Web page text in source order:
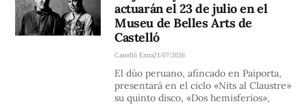
actuarán el 23 de julio en el
Museu de Belles Arts de
Castelló
Castelló Extra21/07/2026
El dúo peruano, afincado en Paiporta,
presentará en el ciclo «Nits al Claustre»
su quinto disco, «Dos hemisferios»,